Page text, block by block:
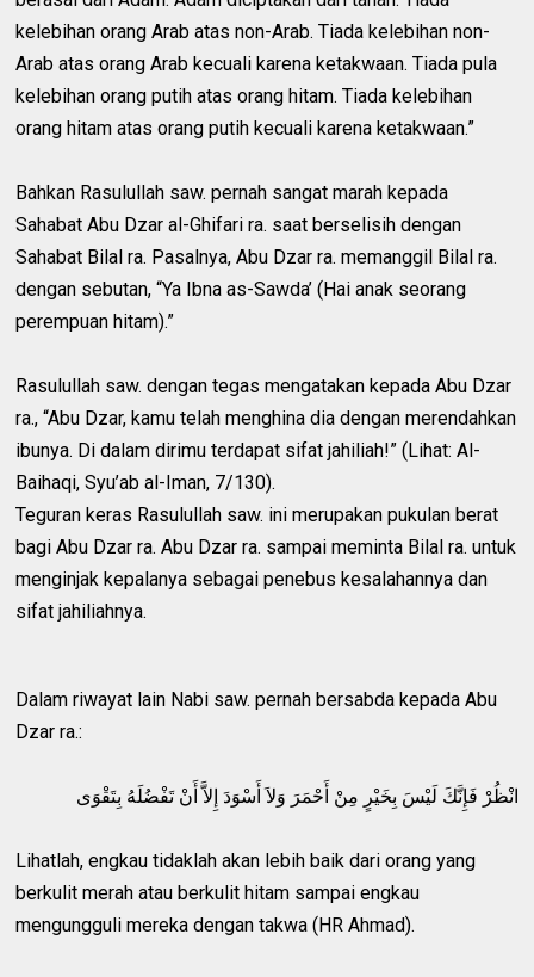
kelebihan orang Arab atas non-Arab. Tiada kelebihan non-
Arab atas orang Arab kecuali karena ketakwaan. Tiada pula
kelebihan orang putih atas orang hitam. Tiada kelebihan
orang hitam atas orang putih kecuali karena ketakwaan.”
Bahkan Rasulullah saw. pernah sangat marah kepada
Sahabat Abu Dzar al-Ghifari ra. saat berselisih dengan
Sahabat Bilal ra. Pasalnya, Abu Dzar ra. memanggil Bilal ra.
dengan sebutan, “Ya Ibna as-Sawda’ (Hai anak seorang
perempuan hitam).”
Rasulullah saw. dengan tegas mengatakan kepada Abu Dzar
ra., “Abu Dzar, kamu telah menghina dia dengan merendahkan
ibunya. Di dalam dirimu terdapat sifat jahiliah!” (Lihat: Al-
Baihaqi, Syu’ab al-Iman, 7/130).
Teguran keras Rasulullah saw. ini merupakan pukulan berat
bagi Abu Dzar ra. Abu Dzar ra. sampai meminta Bilal ra. untuk
menginjak kepalanya sebagai penebus kesalahannya dan
sifat jahiliahnya.
Dalam riwayat lain Nabi saw. pernah bersabda kepada Abu
Dzar ra.:
ﺍﻧْﻈُﺮْ ﻓَﺈِﻧَّﻚَ ﻟَﻴْﺲَ ﺑِﺨَﻴْﺮٍ ﻣِﻦْ ﺃَﺣْﻤَﺮَ ﻭَﻻَ ﺃَﺳْﻮَﺩَ ﺇِﻻَّ ﺃَﻥْ ﺗَﻔْﻀُﻠَﻪُ ﺑِﺘَﻘْﻮَﻯ
Lihatlah, engkau tidaklah akan lebih baik dari orang yang
berkulit merah atau berkulit hitam sampai engkau
mengungguli mereka dengan takwa (HR Ahmad).